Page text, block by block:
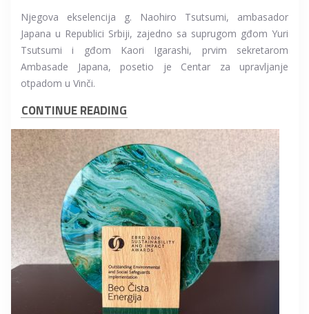
Njegova ekselencija g. Naohiro Tsutsumi, ambasador
Japana u Republici Srbiji, zajedno sa suprugom gđom Yuri
Tsutsumi i gđom Kaori Igarashi, prvim sekretarom
Ambasade Japana, posetio je Centar za upravljanje
otpadom u Vinči.
CONTINUE READING